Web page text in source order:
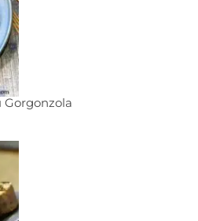
Gorgonzola